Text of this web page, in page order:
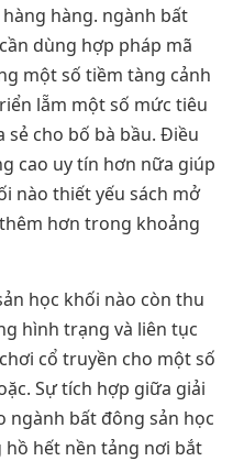
hàng. ngành bất
dùng hợp pháp mã
một số tiềm tàng cảnh
lẵm một số mức tiêu
sẻ cho bố bà bầu. Điều
cao uy tín hơn nữa giúp
nào thiết yếu sách mở
hơn trong khoảng
học khối nào còn thu
hình trạng và liên tục
cổ truyền cho một số
Sự tích hợp giữa giải
ngành bất đông sản học
hết nền tảng nơi bắt